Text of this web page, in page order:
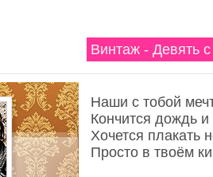
Винтаж - Девять
Наши с тобой
Кончится дождь
Хочется плакать
Просто в твоём